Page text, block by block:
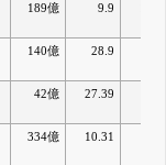
189億 9.9
140億 28.9
42億 27.39
334億 10.31